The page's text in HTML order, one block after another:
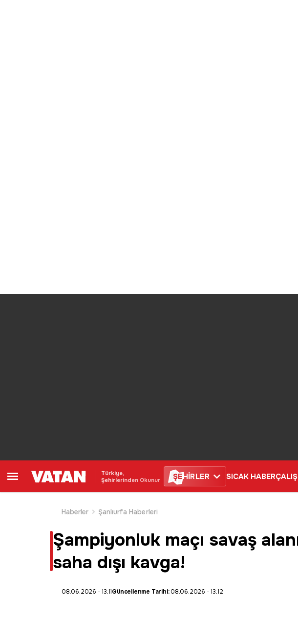
Türkiye,
Şehirlerinden Okunur
ŞEHİRLER SICAK HABER
Haberler
Şanlıurfa Haberleri
Şampiyonluk maçı savaş
saha dışı kavga!
08.06.2026 - 13:11Güncellenme Tarihi:08.06.2026 - 13:12